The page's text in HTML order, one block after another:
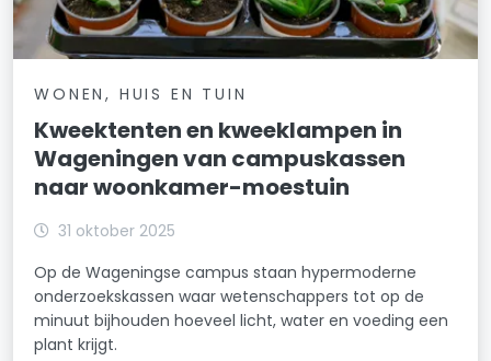
WONEN, HUIS EN TUIN
Kweektenten en kweeklampen in
Wageningen van campuskassen
naar woonkamer-moestuin
31 oktober 2025
Op de Wageningse campus staan hypermoderne
onderzoekskassen waar wetenschappers tot op de
minuut bijhouden hoeveel licht, water en voeding een
plant krijgt.